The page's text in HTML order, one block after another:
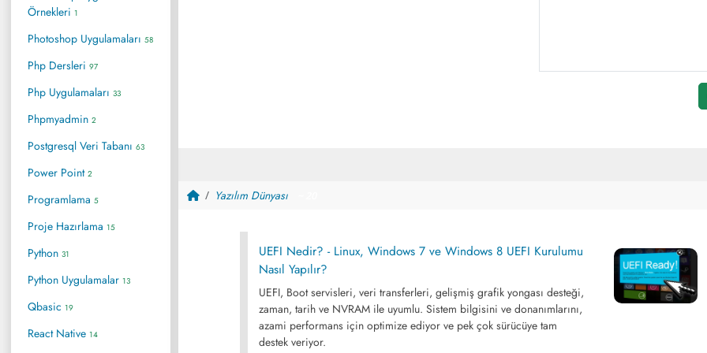
Örnekleri 1
Photoshop Uygulamaları 58
Php Dersleri 97
Php Uygulamaları 33
Phpmyadmin 2
Postgresql Veri Tabanı 63
Power Point 2
Programlama 5
Proje Hazırlama 15
Python 31
Python Uygulamalar 13
Qbasic 19
React Native 14
Yazılım Dünyası
UEFI Nedir? - Linux, Windows 7 ve Windows 8 UEFI Kurulumu
Nasıl Yapılır?
UEFI, Boot servisleri, veri transferleri, gelişmiş grafik yongası desteği,
zaman, tarih ve NVRAM ile uyumlu. Sistem bilgisini ve donanımlarını,
azami performans için optimize ediyor ve pek çok sürücüye tam
destek veriyor.